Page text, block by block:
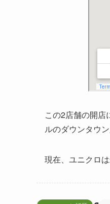
この2店舗の開店
ルのダウンタウ
現在、ユニクロ